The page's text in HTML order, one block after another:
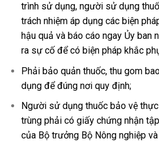
trình sử dụng, người sử dụng
trách nhiệm áp dụng các biện
hậu quả và báo cáo ngay Ủy ban
ra sự cố để có biện pháp khắc
Phải bảo quản thuốc, thu gom
dụng để đúng nơi quy định;
Người sử dụng thuốc bảo vệ
trùng phải có giấy chứng nhận
của Bộ trưởng Bộ Nông nghiệp